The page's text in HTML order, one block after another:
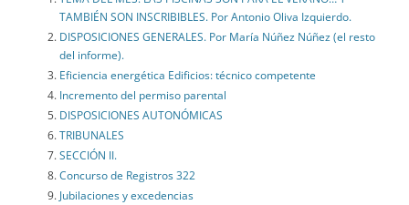
TAMBIÉN SON INSCRIBIBLES. Por Antonio Oliva Izquierdo.
DISPOSICIONES GENERALES. Por María Núñez Núñez (el resto
del informe).
Eficiencia energética Edificios: técnico competente
Incremento del permiso parental
DISPOSICIONES AUTONÓMICAS
TRIBUNALES
SECCIÓN II.
Concurso de Registros 322
Jubilaciones y excedencias